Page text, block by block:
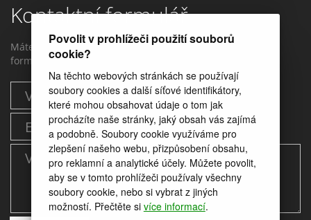
Povolit v prohlížeči použití souborů
cookie?
Na těchto webových stránkách se používají
soubory cookies a další síťové identifikátory,
které mohou obsahovat údaje o tom jak
procházíte naše stránky, jaký obsah vás zajímá
a podobně. Soubory cookie využíváme pro
zlepšení našeho webu, přizpůsobení obsahu,
pro reklamní a analytické účely. Můžete povolit,
aby se v tomto prohlížeči používaly všechny
soubory cookie, nebo si vybrat z jiných
možností. Přečtěte si více informací.
Kontaktní formulář
Máte dotaz? Můžete nám napstat prostřednictvím tohoto
formuláře.